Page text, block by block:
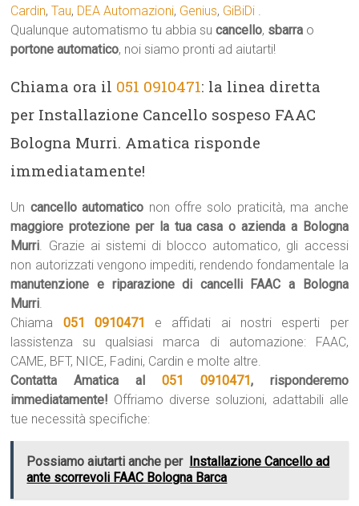
Cardin,Tau, DEA Automazioni, Genius, GiBiDi .
Qualunque automatismo tu abbia sucancello, sbarra o
portone automatico, noi siamo pronti ad aiutarti!
Chiama ora il 051 0910471: la linea diretta
per Installazione Cancello sospeso FAAC
Bologna Murri. Amatica risponde
immediatamente!
Un cancello automatico non offre solo praticità, ma anche
maggiore protezione per la tua casa o azienda a Bologna
Murri. Grazie ai sistemi di blocco automatico, gli accessi
non autorizzati vengono impediti, rendendo fondamentale la
manutenzione e riparazione di cancelli FAAC a Bologna
Murri.
Chiama 051 0910471
e affidati ai nostri esperti per
lassistenza su qualsiasi marca di automazione: FAAC,
CAME, BFT, NICE, Fadini, Cardin e molte altre.
Contatta Amatica al 051 0910471, risponderemo
immediatamente! Offriamo diverse soluzioni, adattabili alle
tue necessità specifiche:
Possiamo aiutarti anche per Installazione Cancello ad
ante scorrevoli FAAC Bologna Barca